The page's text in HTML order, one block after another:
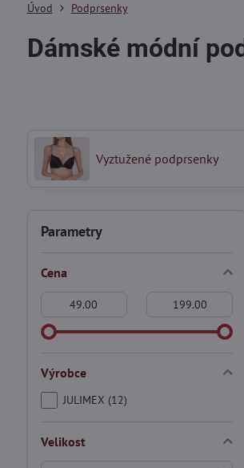
Úvod Podprsenky
Dámské módní
Vyztužené podprsenky
Parametry
Cena
Výrobce
JULIMEX (12)
Velikost